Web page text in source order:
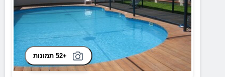
+52 תמונות